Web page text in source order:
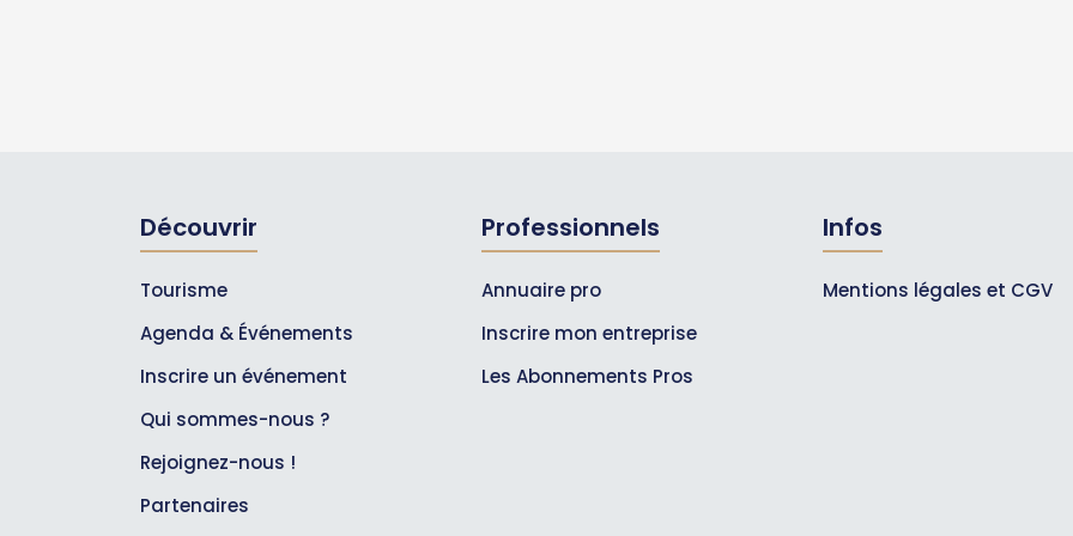
Découvrir
Tourisme
Agenda & Événements
Inscrire un événement
Qui sommes-nous ?
Rejoignez-nous !
Partenaires
Professionnels
Annuaire pro
Inscrire mon entreprise
Les Abonnements Pros
Infos
Mentions légales et CGV